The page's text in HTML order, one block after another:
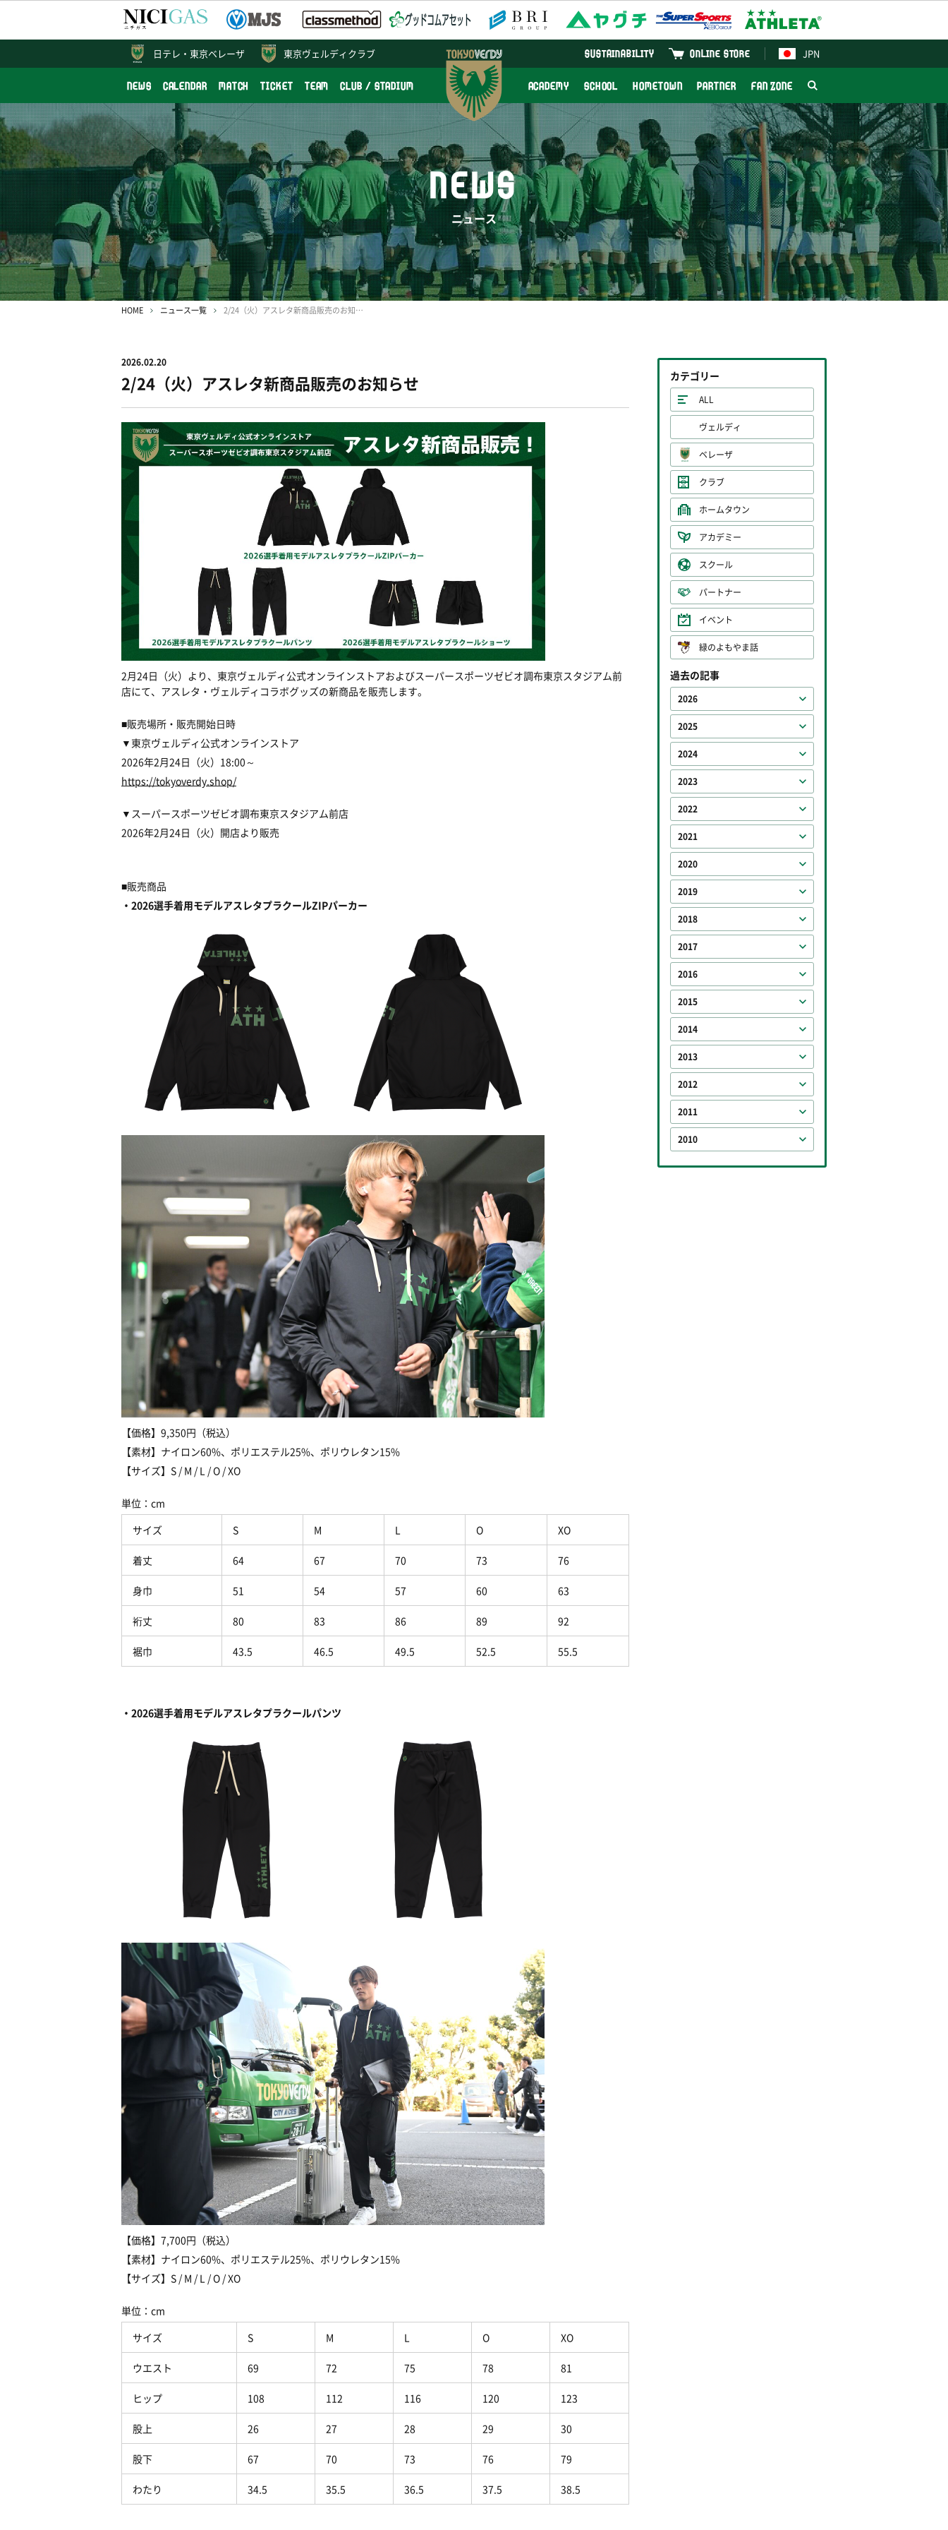
東京ヴェルディクラブ JPN
ONLINE STORE
SUSTAINABILITY
NEWS CALENDAR MATCH TICKET TEAM CLUB / STADIUM ACADEMY SCHOOL HOMETOWN PARTNER FAN ZONE
日テレ・ 東京ベレーザ
NEWS
ニュース
HOME ニュース一覧 2/24（火）アスレタ新商品販売のお知らせ
2026.02.20
2/24（火）アスレタ新商品販売のお知らせ
2月24日（火）より、東京ヴェルディ公式オンラインストアおよびスーパースポーツゼビオ調布東京スタジアム前
店にて、アスレタ・ヴェルディコラボグッズの新商品を販売します。
■販売場所・販売開始日時
▼東京ヴェルディ公式オンラインストア
2026年2月24日（火）18:00～
https://tokyoverdy.shop/
▼スーパースポーツゼビオ調布東京スタジアム前店
2026年2月24日（火）開店より販売
■販売商品
・2026選手着用モデルアスレタプラクールZIPパーカー
【価格】9,350円（税込）
【素材】ナイロン60%、ポリエステル25%、ポリウレタン15%
【サイズ】S / M / L / O / XO
単位：cm
サイズ
S M L O XO
着丈 64 67 70 73 76
身巾 51 54 57 60 63
裄丈 80 83 86 89 92
裾巾 43.5 46.5 49.5 52.5 55.5
・2026選手着用モデルアスレタプラクールパンツ
【価格】7,700円（税込）
【素材】ナイロン60%、ポリエステル25%、ポリウレタン15%
【サイズ】S / M / L / O / XO
単位：cm
サイズ
S M L O XO
ウエスト 69 72 75 78 81
ヒップ 108 112 116 120 123
股上 26 27 28 29 30
股下 67 70 73 76 79
わたり 34.5 35.5 36.5 37.5 38.5
カテゴリー
ALL
ヴェルディ
ベレーザ
クラブ
ホームタウン
アカデミー
スクール
パートナー
イベント
緑のよもやま話
過去の記事
2026
2025
2024
2023
2022
2021
2020
2019
2018
2017
2016
2015
2014
2013
2012
2011
2010